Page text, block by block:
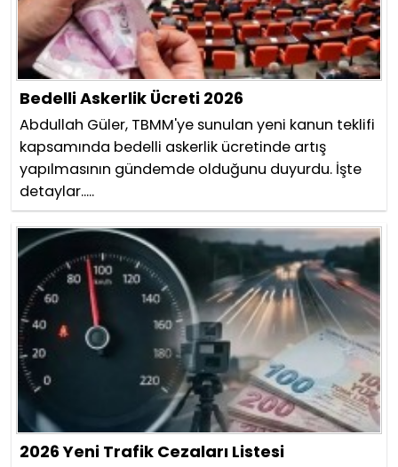
Bedelli Askerlik Ücreti 2026
Abdullah Güler, TBMM'ye sunulan yeni kanun teklifi
kapsamında bedelli askerlik ücretinde artış
yapılmasının gündemde olduğunu duyurdu. İşte
detaylar.....
2026 Yeni Trafik Cezaları Listesi